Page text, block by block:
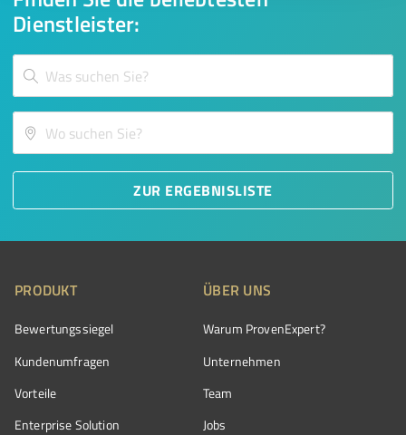
Dienstleister:
ZUR ERGEBNISLISTE
PRODUKT
Bewertungssiegel
Kundenumfragen
Vorteile
Enterprise Solution
ÜBER UNS
Warum ProvenExpert?
Unternehmen
Team
Jobs